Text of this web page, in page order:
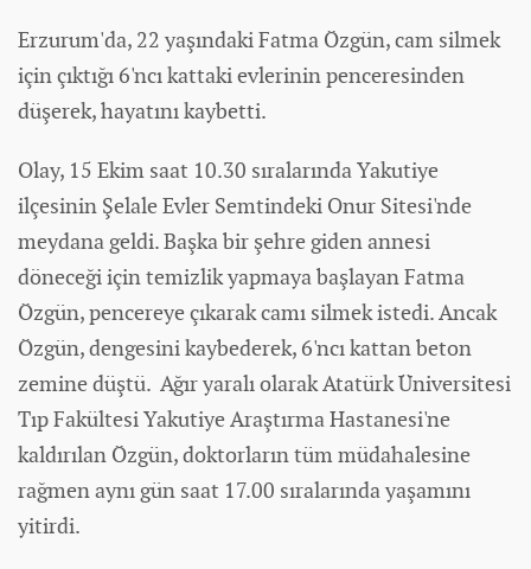
Erzurum'da, 22 yaşındaki Fatma Özgün, cam silmek
için çıktığı 6'ncı kattaki evlerinin penceresinden
düşerek, hayatını kaybetti.
Olay, 15 Ekim saat 10.30 sıralarında Yakutiye
ilçesinin Şelale Evler Semtindeki Onur Sitesi'nde
meydana geldi. Başka bir şehre giden annesi
döneceği için temizlik yapmaya başlayan Fatma
Özgün, pencereye çıkarak camı silmek istedi. Ancak
Özgün, dengesini kaybederek, 6'ncı kattan beton
zemine düştü. Ağır yaralı olarak Atatürk Üniversitesi
Tıp Fakültesi Yakutiye Araştırma Hastanesi'ne
kaldırılan Özgün, doktorların tüm müdahalesine
rağmen aynı gün saat 17.00 sıralarında yaşamını
yitirdi.